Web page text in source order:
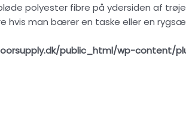
polyester fibre på ydersiden af
hvis man bærer en taske eller en
public_html/wp-content/